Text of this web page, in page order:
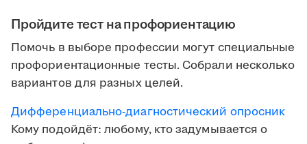
Пройдите тест на профориентацию
Помочь в выборе профессии могут специальные
профориентационные тесты. Собрали несколько
вариантов для разных целей.
Дифференциально-диагностический опросник
Кому подойдёт: любому, кто задумывается о